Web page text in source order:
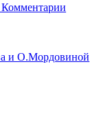
и О.Мордовиной